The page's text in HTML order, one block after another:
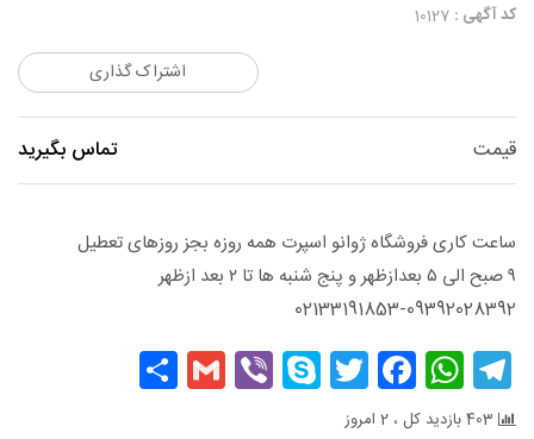
کد آگهی :
اشتراک گذاری
قیمت تماس بگیرید
ساعت کاری فروشگاه ژوانو اسپرت همه روزه بجز روزهای تعطیل
۹ صبح الی ۵ بعدازظهر و پنج شنبه ها تا ۲ بعد ازظهر
02133191853-09392028392
Telegram
WhatsApp
Facebook
Twitter
Skype
Viber
Gmail